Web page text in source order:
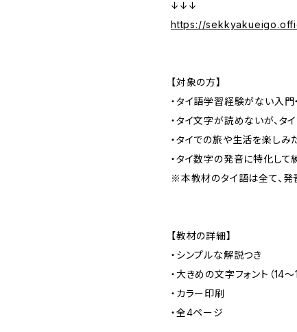
↓↓↓
https://
【対象の方】
・タイ語学習経験がない入門
・タイ文字が読めないが、
・タイでの旅や生活を楽しみ
・タイ数字の発音に特化して
※本教材のタイ語は全て、発
【教材の詳細】
・シンプルな解説つき
・大きめの文字フォント（14～
・カラー印刷
・全4ページ